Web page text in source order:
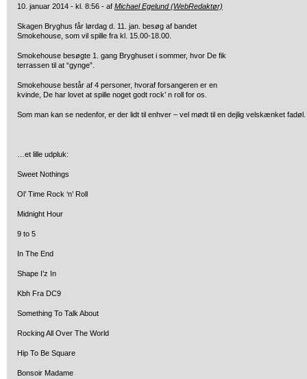
10. januar 2014 - kl. 8:56 - af Michael Egelund (WebRedaktør)
Skagen Bryghus får lørdag d. 11. jan. besøg af bandet
Smokehouse, som vil spille fra kl. 15.00-18.00.
Smokehouse besøgte 1. gang Bryghuset i sommer, hvor De fik
terrassen til at “gynge”.
Smokehouse består af 4 personer, hvoraf forsangeren er en
kvinde, De har lovet at spille noget godt rock’ n roll for os.
Som man kan se nedenfor, er der lidt til enhver – vel mødt til en dejlig velskænket fadøl.
…et lille udpluk:
Sweet Nothings
Ol’ Time Rock ‘n’ Roll
Midnight Hour
9 to 5
In The End
Shape I’z In
Kbh Fra DC9
Something To Talk About
Rocking All Over The World
Hip To Be Square
Bonsoir Madame